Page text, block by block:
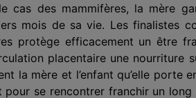
cas des mammifères, la mère
mois de sa vie. Les finalistes
protège efficacement un être
placentaire une nourriture
la mère et l’enfant qu’elle porte
se rencontrer franchir un